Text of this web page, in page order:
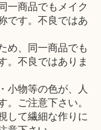
一商品でもメイク
です。不良ではあ
め、同一商品でも
。不良ではありま
小物等の色が、人
。ご注意下さい。
して繊細な作りに